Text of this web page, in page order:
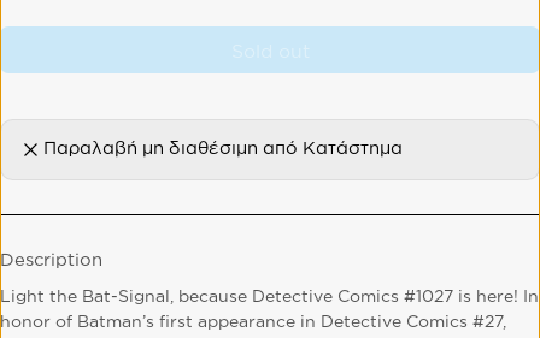
Παραλαβή μη διαθέσιμη από Κατάστημα
Description
Light the Bat-Signal, because Detective Comics #1027 is here! In
honor of Batman’s first appearance in Detective Comics #27,